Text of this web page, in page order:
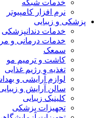
خدمات شبکه
نرم افزار کامپیوتر
پزشکی و زیبایی
خدمات دندانپزشکی
خدمات درمانی و
سمعک
کاشت و ترمیم مو
تغذیه و رژیم غذایی
لوازم آرایشی و
سالن آرایش و
کلینیک زیبایی
تجهیزات پزشکی